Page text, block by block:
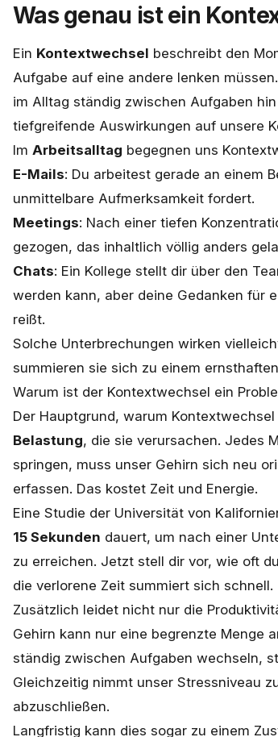
Was genau ist ein
Ein Kontextwechsel beschreibt den
Aufgabe auf eine andere lenken
im Alltag ständig zwischen Aufgaben
tiefgreifende Auswirkungen auf unsere
Im Arbeitsalltag begegnen uns
E-Mails: Du arbeitest gerade an einem
unmittelbare Aufmerksamkeit fordert.
Meetings: Nach einer tiefen
gezogen, das inhaltlich völlig anders
Chats: Ein Kollege stellt dir über den
werden kann, aber deine Gedanken für
reißt.
Solche Unterbrechungen wirken
summieren sie sich zu einem
Warum ist der Kontextwechsel ein
Der Hauptgrund, warum
Belastung, die sie verursachen. Jedes
springen, muss unser Gehirn sich neu
erfassen. Das kostet Zeit und Energie.
Eine Studie der Universität von
15 Sekunden dauert, um nach einer
zu erreichen. Jetzt stell dir vor, wie oft
die verlorene Zeit summiert sich schnell.
Zusätzlich leidet nicht nur die
Gehirn kann nur eine begrenzte Menge
ständig zwischen Aufgaben wechseln,
Gleichzeitig nimmt unser Stressniveau
abzuschließen.
Langfristig kann dies sogar zu einem